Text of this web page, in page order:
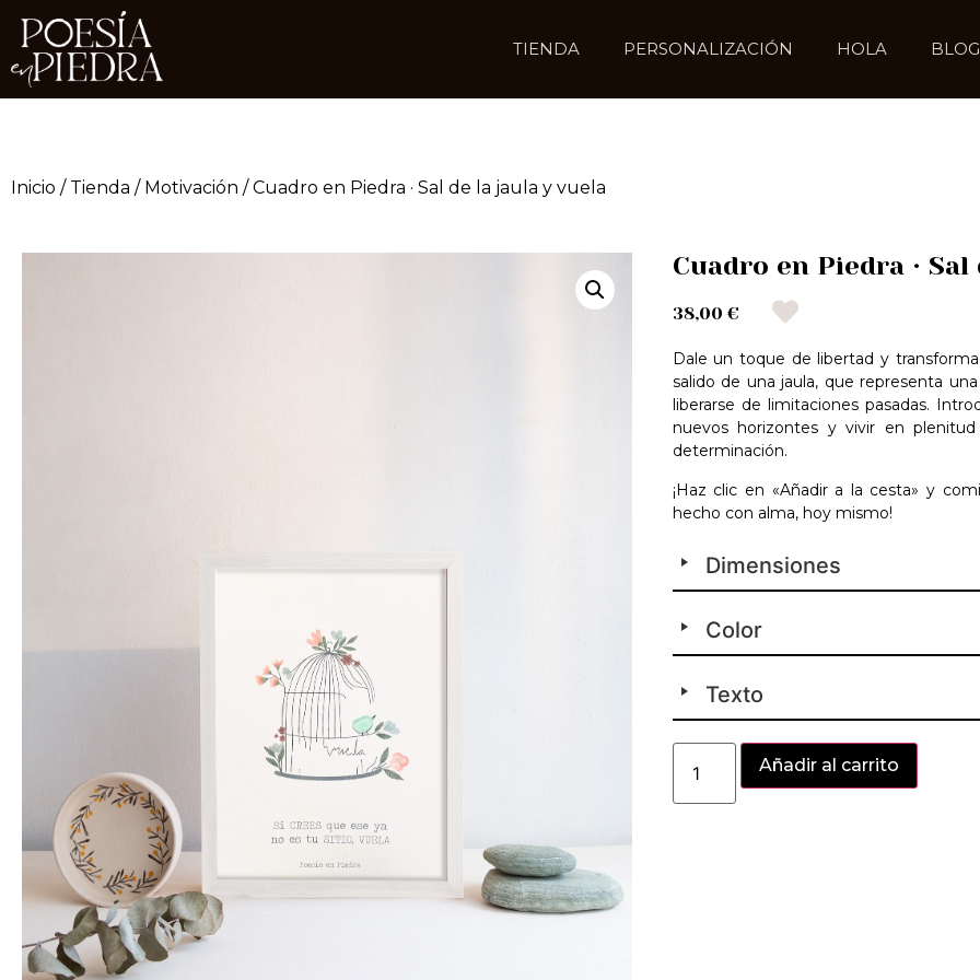
TIENDA PERSONALIZACIÓN HOLA BLOG
Inicio / Tienda / Motivación / Cuadro en Piedra · Sal de la jaula y vuela
Cuadro en Piedra ·
38,00 €
Dale un toque de libertad y
salido de una jaula, que representa
liberarse de limitaciones pasadas.
nuevos horizontes y vivir en
determinación.
¡Haz clic en «Añadir a la cesta» y
hecho con alma, hoy mismo!
Dimensiones
Color
Texto
Añadir al carrito